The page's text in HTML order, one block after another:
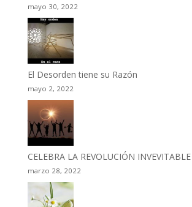
mayo 30, 2022
El Desorden tiene su Razón
mayo 2, 2022
CELEBRA LA REVOLUCIÓN INVEVITABLE
marzo 28, 2022